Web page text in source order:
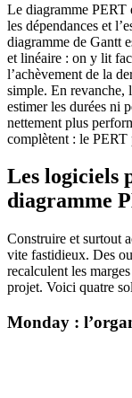
Le diagramme PERT
les dépendances et
diagramme de Gantt
et linéaire : on y lit
l’achèvement de la
simple. En revanche,
estimer les durées ni
nettement plus
complètent : le
Les logiciels
diagramme
Construire et surtout
vite fastidieux. Des
recalculent les
projet. Voici quatre
Monday :